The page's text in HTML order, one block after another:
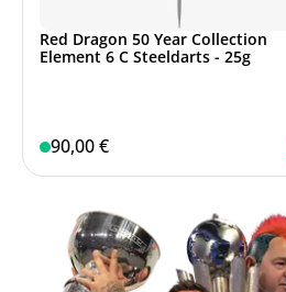
Red Dragon 50 Year Collection
Element 6 C Steeldarts - 25g
90,00 €